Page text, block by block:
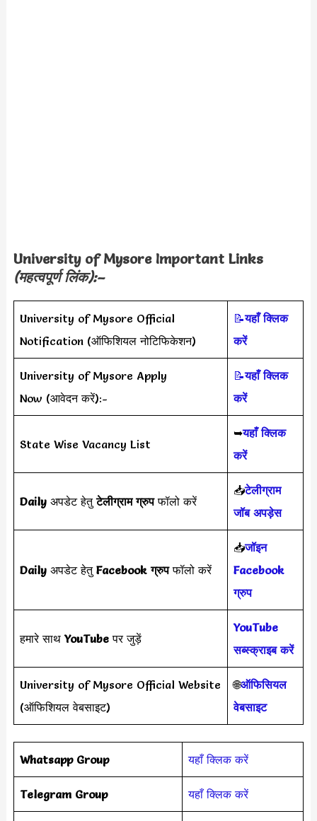
University of Mysore Important Links
(महत्वपूर्ण लिंक):–
University of Mysore Official
Notification (ऑफिशियल नोटिफिकेशन)
📝यहाँ क्लिक
करें
University of Mysore Apply
Now (आवेदन करें):-
📝यहाँ क्लिक
करें
State Wise Vacancy List
➥यहाँ क्लिक
करें
Daily अपडेट हेतुटेलीग्राम ग्रुपफॉलो करें
📥टेलीग्राम
जॉब अपड़ेस
Daily अपडेट हेतुFacebook ग्रुपफॉलो करें
📥जॉइन
Facebook
ग्रुप
हमारे साथYouTubeपर जुड़ें
YouTube
सब्स्क्राइब करें
University of Mysore Official Website
(ऑफिशियल वेबसाइट)
🌐ऑफिसियल
वेबसाइट
Whatsapp Group यहाँ क्लिक करें
Telegram Group यहाँ क्लिक करें